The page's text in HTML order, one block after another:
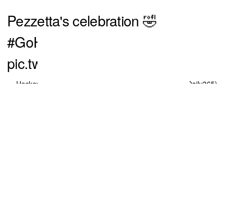
Pezzetta's celebration 🤣
#GoHabsGo
pic.twitter.com/xvAmgqNyUs
— Hockey Daily 365 l NHL Highlights & News (@HockeyDaily365)